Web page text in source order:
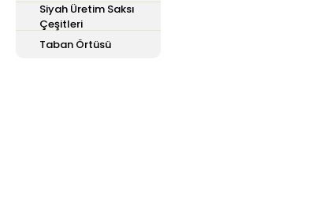
Siyah Üretim Saksı
Çeşitleri
Taban Örtüsü